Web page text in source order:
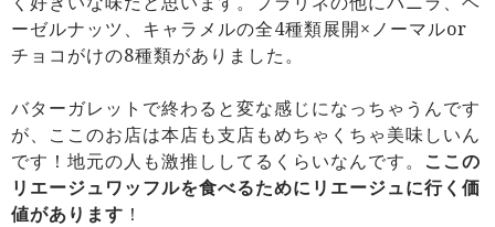
ーゼルナッツ、キャラメルの全4種類展開×ノーマルor
チョコがけの8種類がありました。
バターガレットで終わると変な感じになっちゃうんです
が、ここのお店は本店も支店もめちゃくちゃ美味しいん
です！地元の人も激推ししてるくらいなんです。 ここの
リエージュワッフルを食べるためにリエージュに行く価
値があります ！